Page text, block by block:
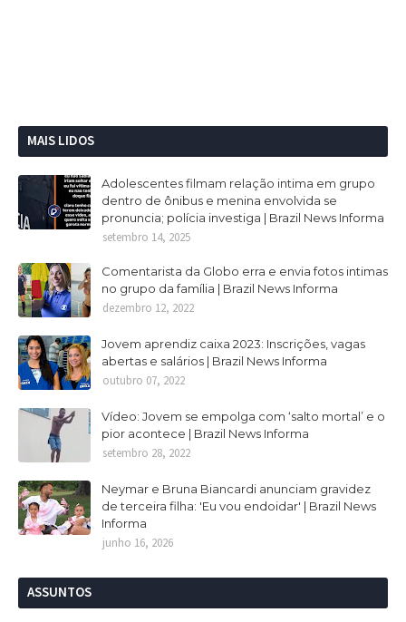
MAIS LIDOS
Adolescentes filmam relação intima em grupo
dentro de ônibus e menina envolvida se
pronuncia; polícia investiga | Brazil News Informa
setembro 14, 2025
Comentarista da Globo erra e envia fotos intimas
no grupo da família | Brazil News Informa
dezembro 12, 2022
Jovem aprendiz caixa 2023: Inscrições, vagas
abertas e salários | Brazil News Informa
outubro 07, 2022
Vídeo: Jovem se empolga com ‘salto mortal’ e o
pior acontece | Brazil News Informa
setembro 28, 2022
Neymar e Bruna Biancardi anunciam gravidez
de terceira filha: 'Eu vou endoidar' | Brazil News
Informa
junho 16, 2026
ASSUNTOS